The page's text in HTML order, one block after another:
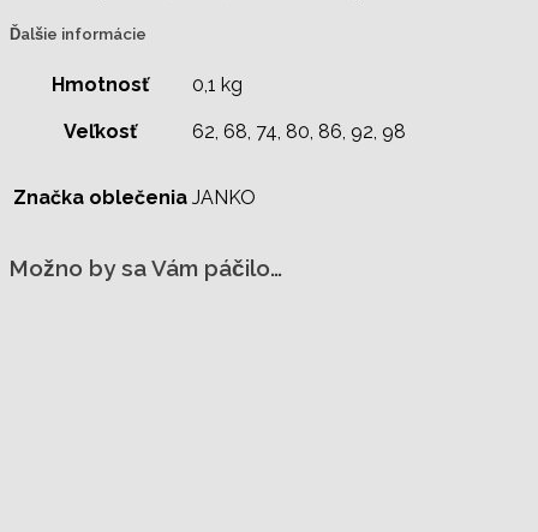
Ďalšie informácie
Hmotnosť 0,1 kg
Veľkosť 62, 68, 74, 80, 86, 92, 98
Značka oblečenia JANKO
Možno by sa Vám páčilo…